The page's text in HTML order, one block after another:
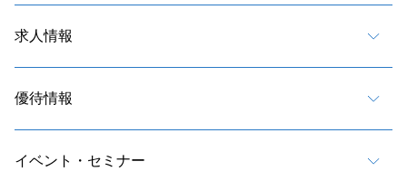
求人情報
優待情報
イベント・セミナー